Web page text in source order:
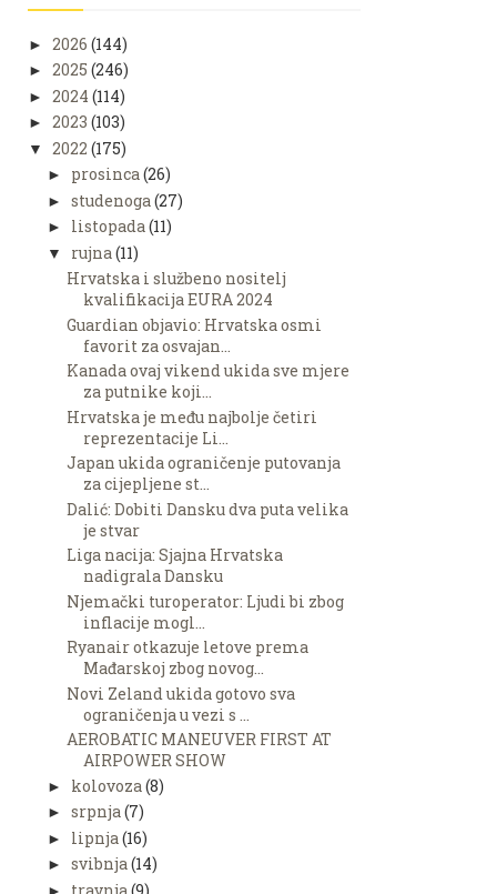
► 2026 (144)
► 2025 (246)
► 2024 (114)
► 2023 (103)
▼ 2022 (175)
► prosinca(26)
► studenoga (27)
► listopada(11)
▼ rujna (11)
Hrvatska i službeno nositelj
kvalifikacija EURA 2024
Guardian objavio: Hrvatska osmi
favorit za osvajan...
Kanada ovaj vikend ukida sve mjere
za putnike koji...
Hrvatska je među najbolje četiri
reprezentacije Li...
Japan ukida ograničenje putovanja
za cijepljene st...
Dalić: Dobiti Dansku dva puta velika
je stvar
Liga nacija: Sjajna Hrvatska
nadigrala Dansku
Njemački turoperator: Ljudi bi zbog
inflacije mogl...
Ryanair otkazuje letove prema
Mađarskoj zbog novog...
Novi Zeland ukida gotovo sva
ograničenja u vezi s ...
AEROBATIC MANEUVER FIRST AT
AIRPOWER SHOW
► kolovoza (8)
► srpnja(7)
► lipnja (16)
► svibnja(14)
► travnja (9)